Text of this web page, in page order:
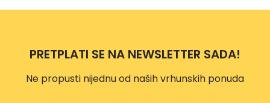
AČ
18V/
632G
4202
PRETPLATI SE NA NEWSLETTER SADA!
Ne propusti nijednu od naših vrhunskih ponuda